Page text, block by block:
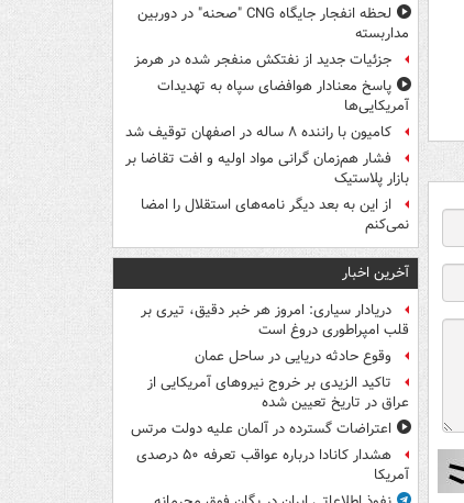
لحظه انفجار جایگاه CNG "صحنه" در دوربین
مداربسته
جزئیات جدید از نفتکش منفجر شده در هرمز
پاسخ معنادار هوافضای سپاه به تهدیدات
آمریکایی‌ها
کامیون با راننده ۸ ساله در اصفهان توقیف شد
فشار هم‌زمان گرانی مواد اولیه و افت تقاضا بر
بازار پلاستیک
از این به بعد دیگر نامه‌های استقلال را امضا
نمی‌کنم
آخرین اخبار
دریادار سیاری: امروز هر خبر دقیق، تیری بر
قلب امپراطوری دروغ است
وقوع حادثه دریایی در ساحل عمان
تاکید الزیدی بر خروج نیروهای آمریکایی از
عراق در تاریخ تعیین شده
اعتراضات گسترده در آلمان علیه دولت مرتس
هشدار کانادا درباره عواقب تعرفه ۵۰ درصدی
آمریکا